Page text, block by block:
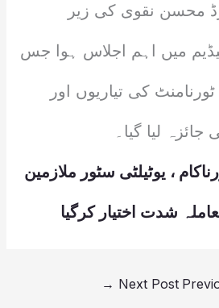
محسن نقوی کی زیر
میں اہم اجلاس ہوا جس
کی تیاریوں اور
جائزہ لیا گیا۔
، یوٹیلٹی سٹور ملازمین
شدت اختیار کرگیا
Next Post
→